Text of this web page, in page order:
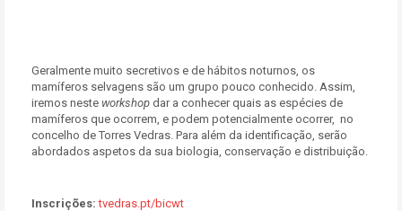
Geralmente muito secretivos e de hábitos noturnos, os
mamíferos selvagens são um grupo pouco conhecido. Assim,
iremos neste workshop dar a conhecer quais as espécies de
mamíferos que ocorrem, e podem potencialmente ocorrer, no
concelho de Torres Vedras. Para além da identificação, serão
abordados aspetos da sua biologia, conservação e distribuição.
Inscrições:tvedras.pt/bicwt